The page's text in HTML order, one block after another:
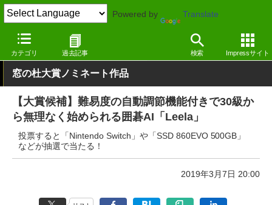
Powered by Translate
カテゴリ 過去記事 検索 Impressサイト
窓の杜 その他の話題
窓の杜大賞ノミネート作品
【大賞候補】難易度の自動調節機能付きで30級か
ら無理なく始められる囲碁AI「Leela」
投票すると「Nintendo Switch」や「SSD 860EVO 500GB」
などが抽選で当たる！
2019年3月7日 20:00